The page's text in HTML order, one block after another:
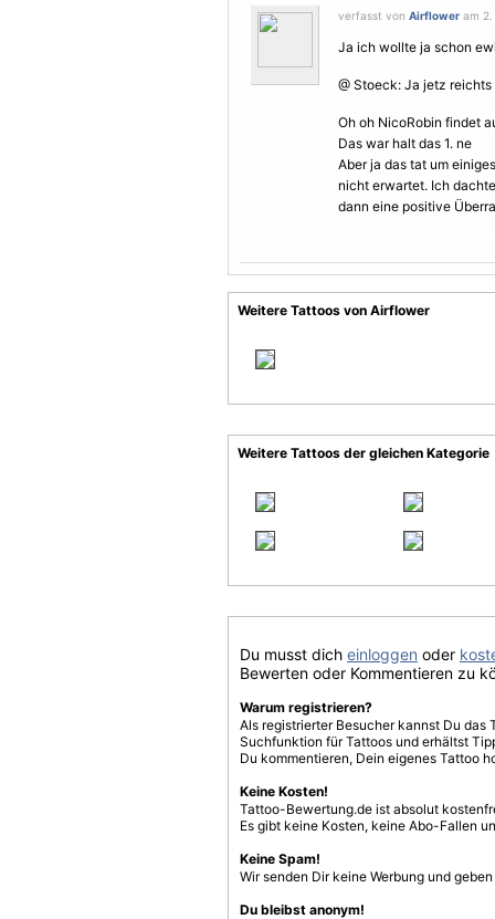
verfasst von Airflower am 2.
Ja ich wollte ja schon
@ Stoeck: Ja jetz
Oh oh NicoRobin findet
Das war halt das 1. ne
Aber ja das tat um
nicht erwartet. Ich
dann eine positive
Weitere Tattoos von Airflower
Weitere Tattoos der gleichen Kategorie
Du musst dich einloggen oder
Bewerten oder Kommentieren zu
Warum registrieren?
Als registrierter Besucher kannst Du
Suchfunktion für Tattoos und erhältst
Du kommentieren, Dein eigenes Tattoo
Keine Kosten!
Tattoo-Bewertung.de ist absolut
Es gibt keine Kosten, keine Abo-Fallen
Keine Spam!
Wir senden Dir keine Werbung und
Du bleibst anonym!